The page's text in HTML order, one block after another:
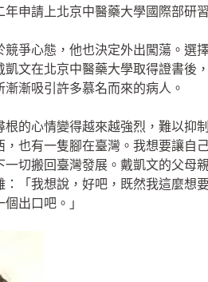
申請上北京中醫藥大學國際部研
爭心態，他也決定外出闖蕩。選
文在北京中醫藥大學取得證書後
漸吸引許多慕名而來的病人。
的心情變得越來越強烈，難以
也有一隻腳在臺灣。我想要讓自
切搬回臺灣發展。戴凱文的父母
「我想說，好吧，既然我這麼想
出口吧。」